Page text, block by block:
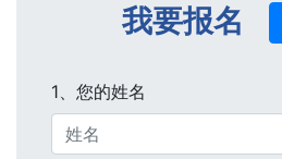
我要报名
1、您的姓名